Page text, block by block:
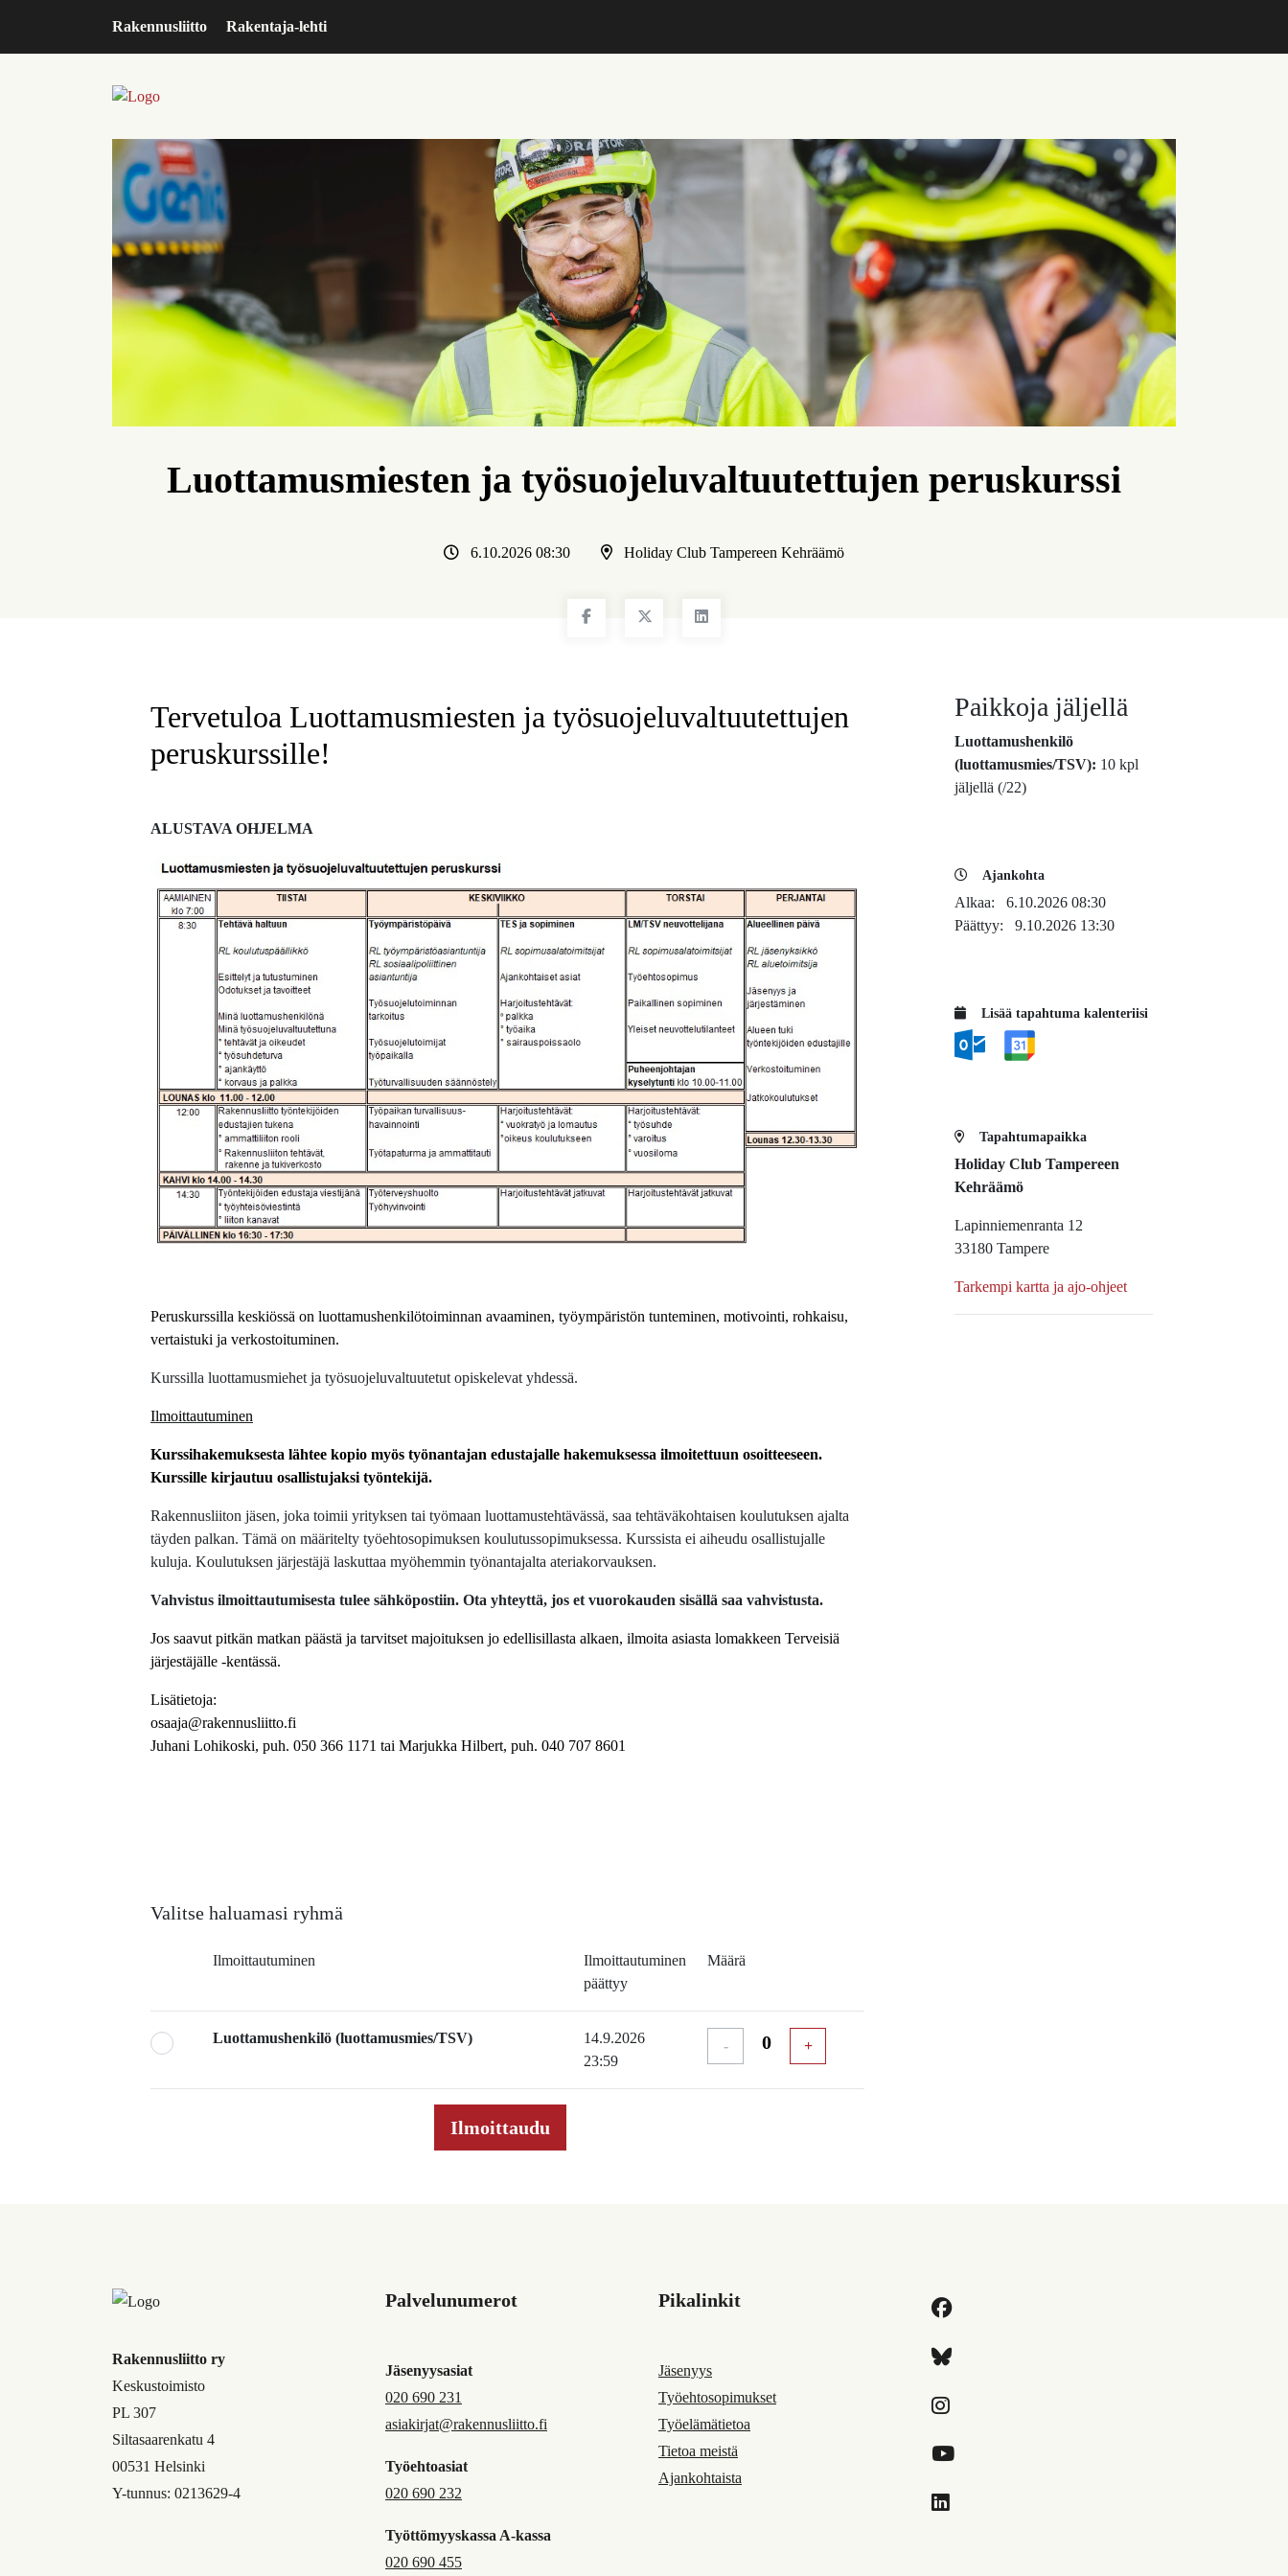
Rakennusliitto Rakentaja-lehti
Luottamusmiesten ja työsuojeluvaltuutettujen peruskurssi
6.10.2026 08:30 Holiday Club Tampereen Kehräämö
Tervetuloa Luottamusmiesten ja työsuojeluvaltuutettujen
peruskurssille!
ALUSTAVA OHJELMA
Peruskurssilla keskiössä on luottamushenkilötoiminnan avaaminen, työympäristön tunteminen, motivointi, rohkaisu,
vertaistuki ja verkostoituminen.
Kurssilla luottamusmiehet ja työsuojeluvaltuutetut opiskelevat yhdessä.
Ilmoittautuminen
Kurssihakemuksesta lähtee kopio myös työnantajan edustajalle hakemuksessa ilmoitettuun osoitteeseen.
Kurssille kirjautuu osallistujaksi työntekijä.
Rakennusliiton jäsen, joka toimii yrityksen tai työmaan luottamustehtävässä, saa tehtäväkohtaisen koulutuksen ajalta
täyden palkan. Tämä on määritelty työehtosopimuksen koulutussopimuksessa. Kurssista ei aiheudu osallistujalle
kuluja. Koulutuksen järjestäjä laskuttaa myöhemmin työnantajalta ateriakorvauksen.
Vahvistus ilmoittautumisesta tulee sähköpostiin. Ota yhteyttä, jos et vuorokauden sisällä saa vahvistusta.
Jos saavut pitkän matkan päästä ja tarvitset majoituksen jo edellisillasta alkaen, ilmoita asiasta lomakkeen Terveisiä
järjestäjälle -kentässä.
Lisätietoja:
osaaja@rakennusliitto.fi
Juhani Lohikoski, puh. 050 366 1171 tai Marjukka Hilbert, puh. 040 707 8601
Valitse haluamasi ryhmä
Ilmoittautuminen
Ilmoittautuminen
päättyy
Määrä
Luottamushenkilö (luottamusmies/TSV)
14.9.2026
23:59
- +
Paikkoja jäljellä
Luottamushenkilö
(luottamusmies/TSV): 10 kpl
jäljellä (/22)
Ajankohta
Alkaa: 6.10.2026 08:30
Päättyy: 9.10.2026 13:30
Lisää tapahtuma kalenteriisi
Tapahtumapaikka
Holiday Club Tampereen
Kehräämö
Lapinniemenranta 12
33180 Tampere
Tarkempi kartta ja ajo-ohjeet
Rakennusliitto ry
Keskustoimisto
PL 307
Siltasaarenkatu 4
00531 Helsinki
Y-tunnus: 0213629-4
Palvelunumerot
Jäsenyysasiat
020 690 231
asiakirjat@rakennusliitto.fi
Työehtoasiat
020 690 232
Työttömyyskassa A-kassa
020 690 455
Pikalinkit
Jäsenyys
Työehtosopimukset
Työelämätietoa
Tietoa meistä
Ajankohtaista